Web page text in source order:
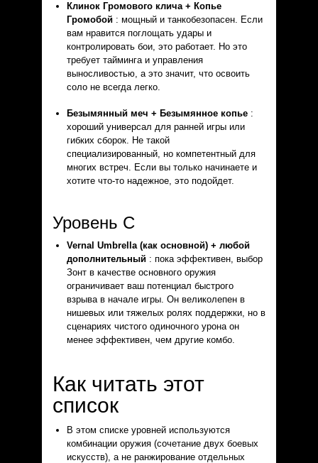
Клинок Громового клича + Копье
Громобой : мощный и танкобезопасен. Если
вам нравится поглощать удары и
контролировать бои, это работает. Но это
требует тайминга и управления
выносливостью, а это значит, что освоить
соло не всегда легко.
Безымянный меч + Безымянное копье :
хороший универсал для ранней игры или
гибких сборок. Не такой
специализированный, но компетентный для
многих встреч. Если вы только начинаете и
хотите что-то надежное, это подойдет.
Уровень C
Vernal Umbrella (как основной) + любой
дополнительный : пока эффективен, выбор
Зонт в качестве основного оружия
ограничивает ваш потенциал быстрого
взрыва в начале игры. Он великолепен в
нишевых или тяжелых ролях поддержки, но в
сценариях чистого одиночного урона он
менее эффективен, чем другие комбо.
Как читать этот
список
В этом списке уровней используются
комбинации оружия (сочетание двух боевых
искусств), а не ранжирование отдельных